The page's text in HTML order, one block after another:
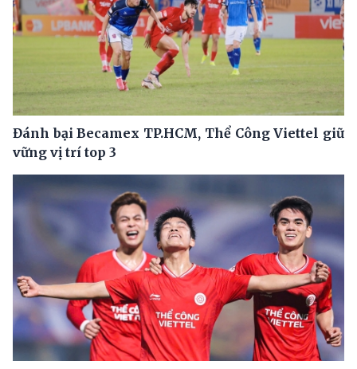
Đánh bại Becamex TP.HCM, Thể Công Viettel giữ
vững vị trí top 3